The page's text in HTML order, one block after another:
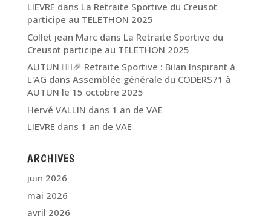
LIEVRE dans La Retraite Sportive du Creusot
participe au TELETHON 2025
Collet jean Marc dans La Retraite Sportive du
Creusot participe au TELETHON 2025
AUTUN 🏃‍♂️🎉 Retraite Sportive : Bilan Inspirant à
L'AG dans Assemblée générale du CODERS71 à
AUTUN le 15 octobre 2025
Hervé VALLIN dans 1 an de VAE
LIEVRE dans 1 an de VAE
ARCHIVES
juin 2026
mai 2026
avril 2026